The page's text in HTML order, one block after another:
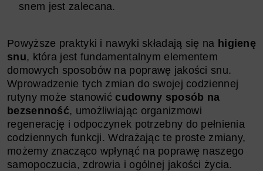
snem jest zalecana.
Powyższe praktyki i nawyki składają się na higienę
snu, która jest fundamentalnym elementem
domowych sposobów na poprawę jakości snu.
Wprowadzenie tych zmian do swojej codziennej
rutyny może stanowić cudowny sposób na
bezsenność, umożliwiając organizmowi
regenerację i odpoczynek potrzebny do pełnienia
codziennych funkcji. Wdrażając te proste zmiany,
możemy znacząco wpłynąć na poprawę naszego
samopoczucia, zdrowia i ogólnej jakości życia.